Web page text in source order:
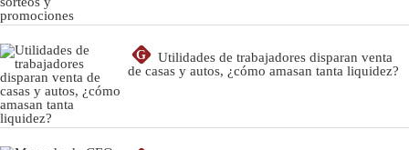
G
Utilidades de trabajadores disparan venta
de casas y autos, ¿cómo amasan tanta liquidez?